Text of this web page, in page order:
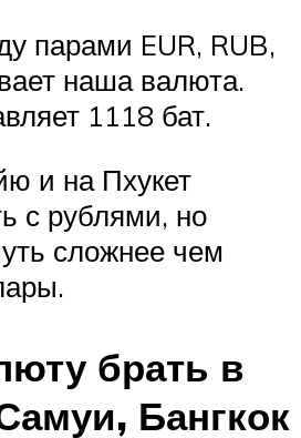
парами EUR, RUB,
наша валюта.
1118 бат.
и на Пхукет
с рублями, но
сложнее чем
брать в
Бангкок